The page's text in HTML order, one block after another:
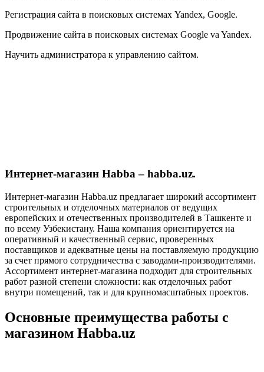
Регистрация сайта в поисковых системах Yandex, Google.
Продвижение сайта в поисковых системах Google va Yandex.
Научить администратора к управлению сайтом.
Интернет-магазин Habba – habba.uz.
Интернет-магазин Habba.uz предлагает широкий ассортимент
строительных и отделочных материалов от ведущих
европейских и отечественных производителей в Ташкенте и
по всему Узбекистану. Наша компания ориентируется на
оперативный и качественный сервис, проверенных
поставщиков и адекватные цены на поставляемую продукцию
за счет прямого сотрудничества с заводами-производителями.
Ассортимент интернет-магазина подходит для строительных
работ разной степени сложности: как отделочных работ
внутри помещений, так и для крупномасштабных проектов.
Основные преимущества работы с
магазином Habba.uz